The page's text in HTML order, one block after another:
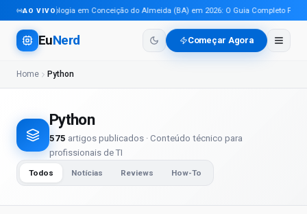
AO VIVO
Tecnologia em Conceição do Almeida (BA) em 2026: O Guia Completo Para
EuNerd Começar Agora
Home Python
Python
575 artigos publicados · Conteúdo técnico para
profissionais de TI
Todos Notícias Reviews How-To